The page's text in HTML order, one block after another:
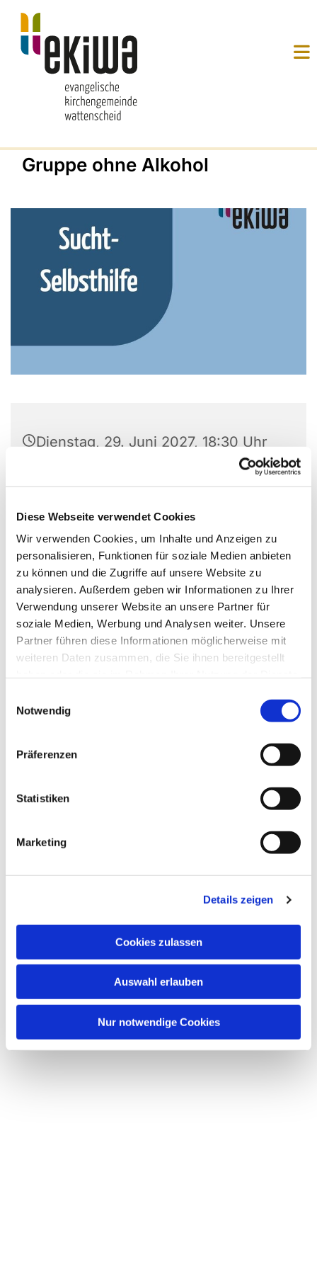
Diese Webseite verwendet Cookies
Wir verwenden Cookies, um Inhalte und Anzeigen zu
personalisieren, Funktionen für soziale Medien anbieten
zu können und die Zugriffe auf unsere Website zu
analysieren. Außerdem geben wir Informationen zu Ihrer
Verwendung unserer Website an unsere Partner für
soziale Medien, Werbung und Analysen weiter. Unsere
Partner führen diese Informationen möglicherweise mit
weiteren Daten zusammen, die Sie ihnen bereitgestellt
Notwendig
Präferenzen
Statistiken
Marketing
Details zeigen
Cookies zulassen
Auswahl erlauben
Nur notwendige Cookies
Gruppe ohne Alkohol
Dienstag, 29. Juni 2027, 18:30 Uhr
Gemeindezentrum Alte Kirche, Alter
Bochum
Dies könnte Sie auch
interessieren